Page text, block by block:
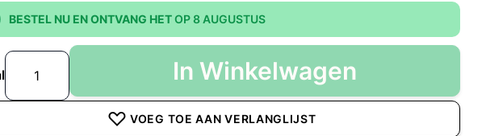
BESTEL NU EN ONTVANG HETOP 8 AUGUSTUS
In Winkelwagen
VOEG TOE AAN VERLANGLIJST